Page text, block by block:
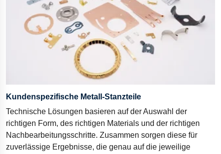
Kundenspezifische Metall-Stanzteile
Technische Lösungen basieren auf der Auswahl der
richtigen Form, des richtigen Materials und der richtigen
Nachbearbeitungsschritte. Zusammen sorgen diese für
zuverlässige Ergebnisse, die genau auf die jeweilige